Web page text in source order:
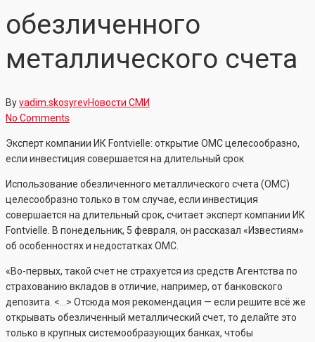
обезличенного
металлического счета
Byvadim.skosyrevНовости СМИ
No Comments
Эксперт компании ИК Fontvielle: открытие ОМС целесообразно,
если инвестиция совершается на длительный срок
Использование обезличенного металлического счета (ОМС)
целесообразно только в том случае, если инвестиция
совершается на длительный срок, считает эксперт компании ИК
Fontvielle. В понедельник, 5 февраля, он рассказал «Известиям»
об особенностях и недостатках ОМС.
«Во-первых, такой счет не страхуется из средств Агентства по
страхованию вкладов в отличие, например, от банковского
депозита. <…> Отсюда моя рекомендация — если решите всё же
открывать обезличенный металлический счет, то делайте это
только в крупных системообразующих банках, чтобы